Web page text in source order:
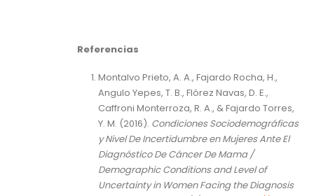
Referencias
Montalvo Prieto, A. A., Fajardo Rocha, H.,
Angulo Yepes, T. B., Flórez Navas, D. E.,
Caffroni Monterroza, R. A., & Fajardo Torres,
Y. M. (2016). Condiciones Sociodemográficas
y Nivel De Incertidumbre en Mujeres Ante El
Diagnóstico De Cáncer De Mama /
Demographic Conditions and Level of
Uncertainty in Women Facing the Diagnosis